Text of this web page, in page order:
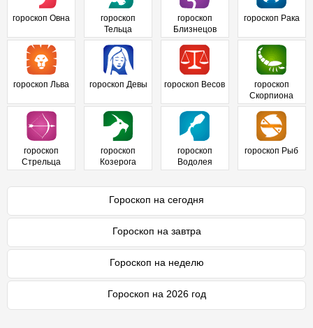
гороскоп Овна
гороскоп
Тельца
гороскоп
Близнецов
гороскоп Рака
гороскоп Льва гороскоп Девы гороскоп Весов
гороскоп
Скорпиона
гороскоп
Стрельца
гороскоп
Козерога
гороскоп
Водолея
гороскоп Рыб
Гороскоп на сегодня
Гороскоп на завтра
Гороскоп на неделю
Гороскоп на 2026 год